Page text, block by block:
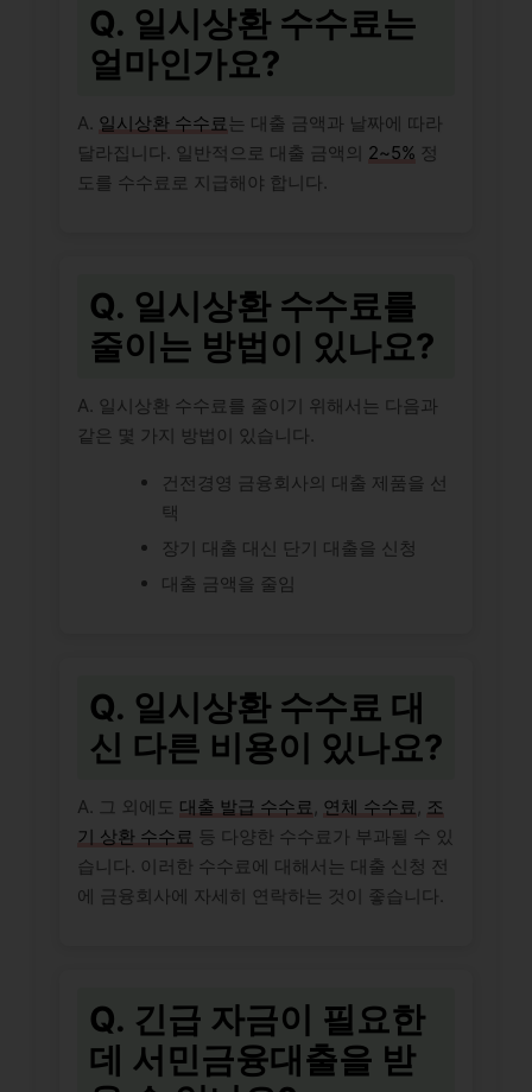
Q. 일시상환 수수료는
얼마인가요?
A. 일시상환 수수료 는 대출 금액과 날짜에 따라
달라집니다. 일반적으로 대출 금액의 2~5% 정
도를 수수료로 지급해야 합니다.
Q. 일시상환 수수료를
줄이는 방법이 있나요?
A. 일시상환 수수료를 줄이기 위해서는 다음과
같은 몇 가지 방법이 있습니다.
건전경영 금융회사의 대출 제품을 선
택
장기 대출 대신 단기 대출을 신청
대출 금액을 줄임
Q. 일시상환 수수료 대
신 다른 비용이 있나요?
A. 그 외에도 대출 발급 수수료 연체 수수료
조
기 상환 수수료 등 다양한 수수료가 부과될 수 있
습니다. 이러한 수수료에 대해서는 대출 신청 전
에 금융회사에 자세히 연락하는 것이 좋습니다.
Q. 긴급 자금이 필요한
데 서민금융대출을 받